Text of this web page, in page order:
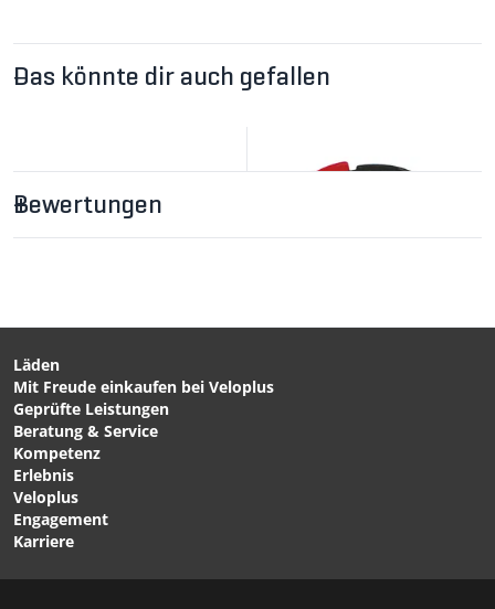
Das könnte dir auch gefallen
CHF 24.90
MAP KLICK Kartenhalter -
von RIXEN UND KAUL
CHF 14.90
Bewertungen
Läden
Mit Freude einkaufen bei Veloplus
Geprüfte Leistungen
Beratung & Service
Kompetenz
Erlebnis
Veloplus
Engagement
Karriere